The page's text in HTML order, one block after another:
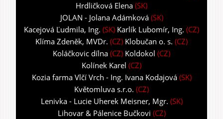
Hrdličková Elena (SK)
JOLAN - Jolana Adámková(SK)
Kacejová Ľudmila, Ing. (SK) Karlík Lubomír, Ing. (CZ)
Klíma Zdeněk, MVDr. (CZ) Klobučan o. s. (CZ)
Koláčkovic dílna (CZ) Koldokol (CZ)
Kolínek Karel (CZ)
Kozia farma Vlčí Vrch - Ing. Ivana Kodajová(SK)
Květomluva s.r.o. (CZ)
Lenivka - Lucie Uherek Meisner, Mgr. (SK)
Lihovar & Pálenice Bučkovi (CZ)